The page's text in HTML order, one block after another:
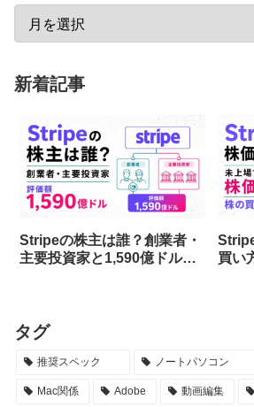
新着記事
Stripeの株主は誰？創業者・
主要投資家と1,590億ドル評
買い
タグ
推奨スペック ノートパソコン
Mac関係 Adobe 動画編集